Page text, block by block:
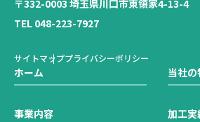
〒332-0003 埼玉県川口市東領家4-13-4
TEL 048-223-7927
サイトマッププライバシーポリシー
ホーム 当社
事業内容 加工実